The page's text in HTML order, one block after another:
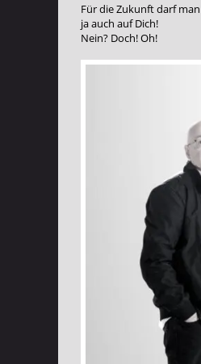
Für die Zukunft darf
ja auch auf Dich!
Nein? Doch! Oh!